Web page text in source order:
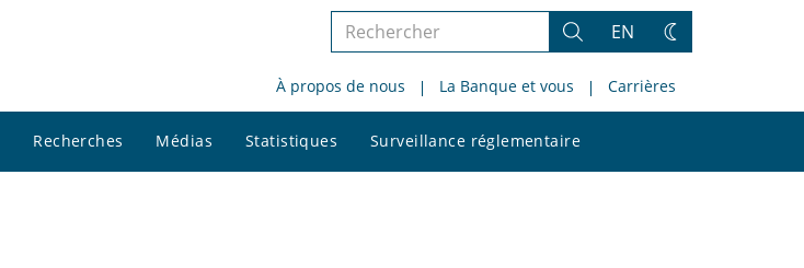
Rechercher
le
site
Rechercher
EN
Changez
thème
À propos de nous La Banque et vous Carrières
Recherches Médias Statistiques Surveillance réglementaire
le